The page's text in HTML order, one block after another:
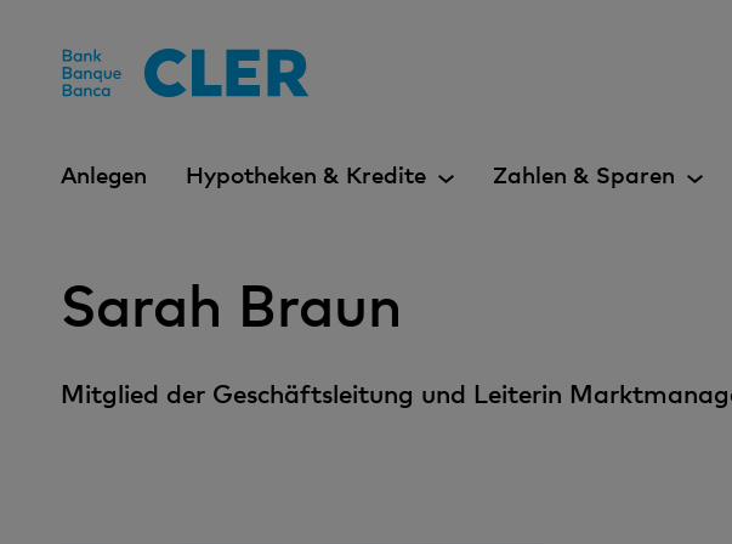
Anlegen Hypotheken & Kredite Zahlen & Sparen
Sarah Braun
Mitglied der Geschäftsleitung und Leiterin